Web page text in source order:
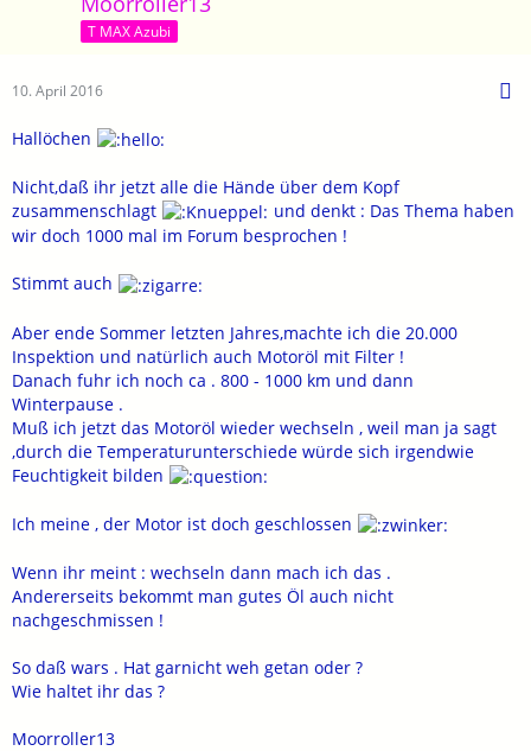
T MAX Azubi
10. April 2016
Hallöchen
Nicht,daß ihr jetzt alle die Hände über dem Kopf
zusammenschlagt
und denkt : Das Thema haben
wir doch 1000 mal im Forum besprochen !
Stimmt auch
Aber ende Sommer letzten Jahres,machte ich die 20.000
Inspektion und natürlich auch Motoröl mit Filter !
Danach fuhr ich noch ca . 800 - 1000 km und dann
Winterpause .
Muß ich jetzt das Motoröl wieder wechseln , weil man ja sagt
,durch die Temperaturunterschiede würde sich irgendwie
Feuchtigkeit bilden
Ich meine , der Motor ist doch geschlossen
Wenn ihr meint : wechseln dann mach ich das .
Andererseits bekommt man gutes Öl auch nicht
nachgeschmissen !
So daß wars . Hat garnicht weh getan oder ?
Wie haltet ihr das ?
Moorroller13